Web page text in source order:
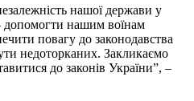
нашої держави у
допомогти нашим воїнам
повагу до законодавства
недоторканих. Закликаємо
до законів України”, –